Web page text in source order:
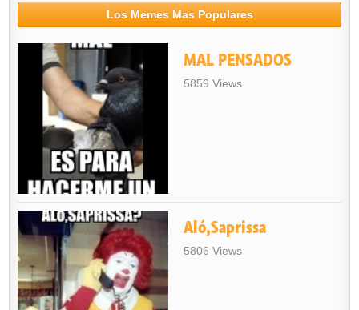
Los Memes Mas Populares
MAL PENSADOS
5859 Views
Aló,Saprissa
5806 Views